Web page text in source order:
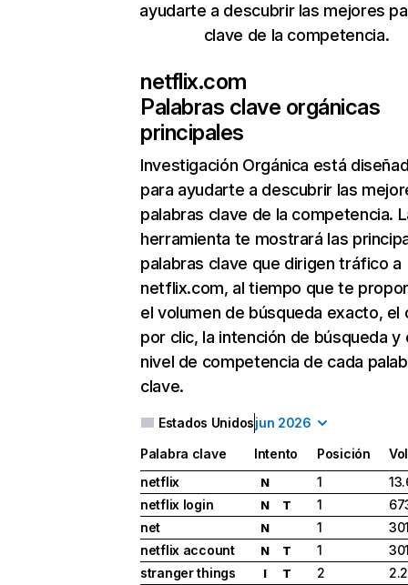
ayudarte a descubrir las mejores
clave de la competencia.
netflix.com
Palabras clave orgánicas
principales
Investigación Orgánica está
para ayudarte a descubrir las
palabras clave de la competencia.
herramienta te mostrará las
palabras clave que dirigen tráfico a
netflix.com, al tiempo que te
el volumen de búsqueda exacto, el
por clic, la intención de búsqueda y
nivel de competencia de cada
clave.
Estados Unidosjun 2026
Palabra clave Intento Posición
netflix
N 1
netflix login
N T 1
net
N 1
netflix account
N T 1
stranger things
I T 2